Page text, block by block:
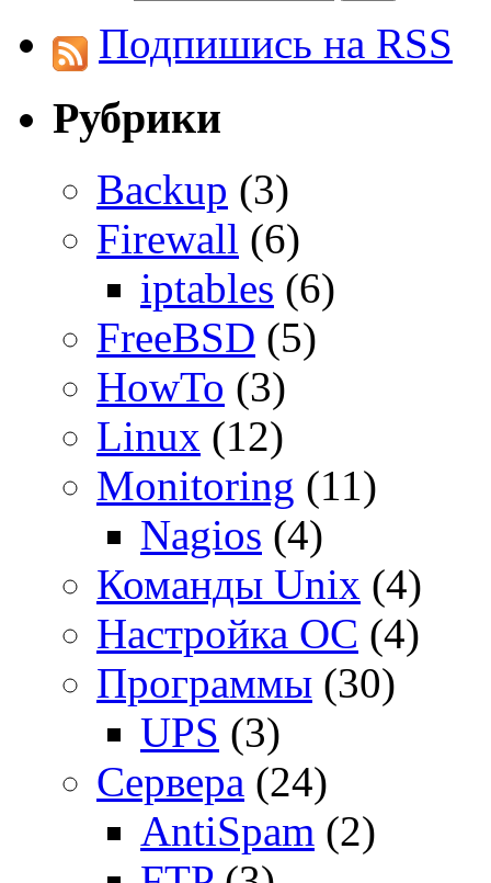
Подпишись на RSS
Рубрики
Backup (3)
Firewall (6)
iptables (6)
FreeBSD (5)
HowTo (3)
Linux (12)
Monitoring (11)
Nagios (4)
Команды Unix (4)
Настройка ОС (4)
Программы (30)
UPS (3)
Сервера (24)
AntiSpam (2)